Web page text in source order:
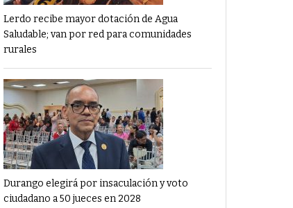
Lerdo recibe mayor dotación de Agua
Saludable; van por red para comunidades
rurales
Durango elegirá por insaculación y voto
ciudadano a 50 jueces en 2028